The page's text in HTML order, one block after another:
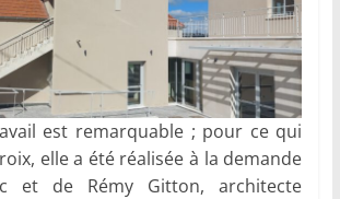
est remarquable ; pour ce qui
elle a été réalisée à la demande
et de Rémy Gitton, architecte